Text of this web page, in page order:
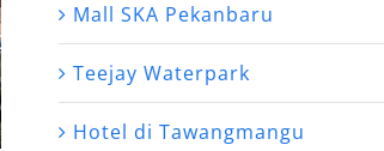
Mall SKA Pekanbaru
Teejay Waterpark
Hotel di Tawangmangu